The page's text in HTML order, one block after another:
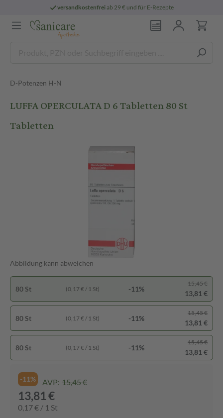
versandkostenfreiab 29 € und für E-Rezepte
D-Potenzen H-N
LUFFA OPERCULATA D 6 Tabletten 80 St
Tabletten
Abbildung kann abweichen
80 St (0,17 € / 1 St) -11%
15,45 €
13,81 €
80 St (0,17 € / 1 St) -11%
15,45 €
13,81 €
80 St (0,17 € / 1 St) -11%
15,45 €
13,81 €
-11% AVP: 15,45 €
13,81 €
0,17 € / 1 St